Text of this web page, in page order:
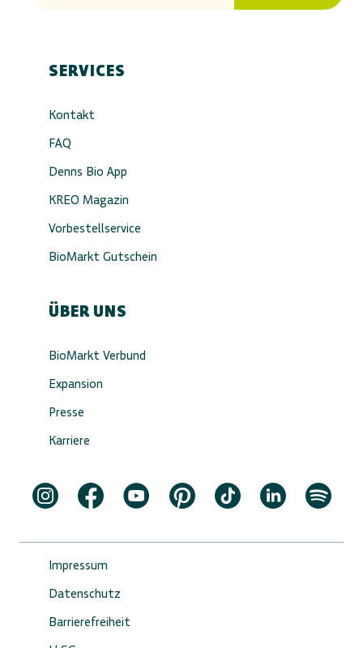
SERVICES
Kontakt
FAQ
Denns Bio App
KREO Magazin
Vorbestellservice
BioMarkt Gutschein
ÜBER UNS
BioMarkt Verbund
Expansion
Presse
Karriere
Impressum
Datenschutz
Barrierefreiheit